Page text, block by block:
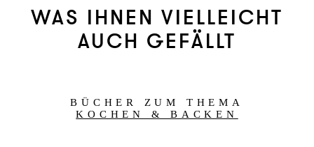
WAS IHNEN VIELLEICHT
AUCH GEFÄLLT
BÜCHER ZUM THEMA
KOCHEN & BACKEN